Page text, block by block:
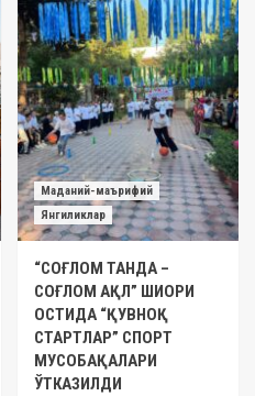
Маданий-маърифий
Янгиликлар
“СОҒЛОМ ТАНДА –
СОҒЛОМ АҚЛ” ШИОРИ
ОСТИДА “ҚУВНОҚ
СТАРТЛАР” СПОРТ
МУСОБАҚАЛАРИ
ЎТКАЗИЛДИ